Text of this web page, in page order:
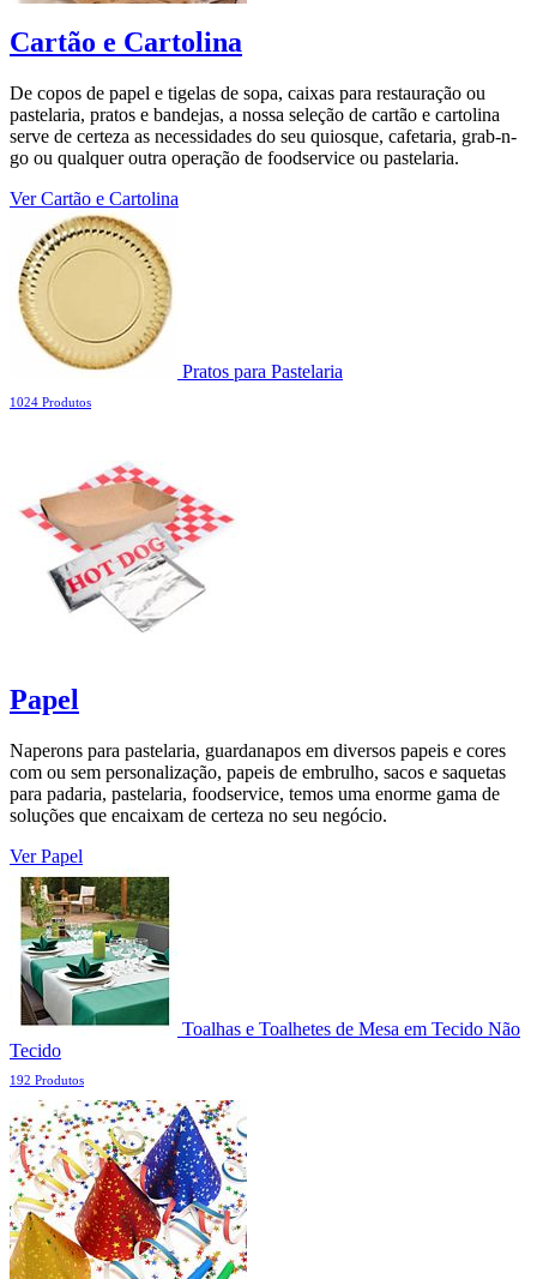
Cartão e Cartolina
De copos de papel e tigelas de sopa, caixas para restauração ou
pastelaria, pratos e bandejas, a nossa seleção de cartão e cartolina
serve de certeza as necessidades do seu quiosque, cafetaria, grab-n-
go ou qualquer outra operação de foodservice ou pastelaria.
Ver Cartão e Cartolina
Pratos para Pastelaria
1024 Produtos
Papel
Naperons para pastelaria, guardanapos em diversos papeis e cores
com ou sem personalização, papeis de embrulho, sacos e saquetas
para padaria, pastelaria, foodservice, temos uma enorme gama de
soluções que encaixam de certeza no seu negócio.
Ver Papel
Toalhas e Toalhetes de Mesa em Tecido Não
Tecido
192 Produtos